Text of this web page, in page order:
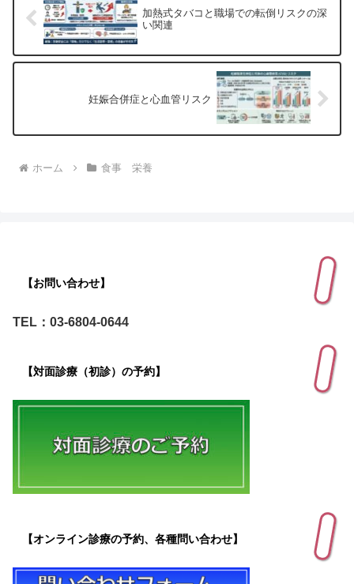
加熱式タバコと職場での転倒リスクの深
い関連
妊娠合併症と心血管リスク
ホーム 食事 栄養
【お問い合わせ】
TEL：03-6804-0644
【対面診療（初診）の予約】
【オンライン診療の予約、各種問い合わせ】